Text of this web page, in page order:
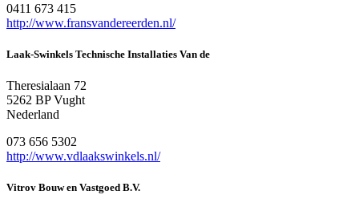
0411 673 415
http://www.fransvandereerden.nl/
Laak-Swinkels Technische Installaties Van de
Theresialaan 72
5262 BP Vught
Nederland
073 656 5302
http://www.vdlaakswinkels.nl/
Vitrov Bouw en Vastgoed B.V.